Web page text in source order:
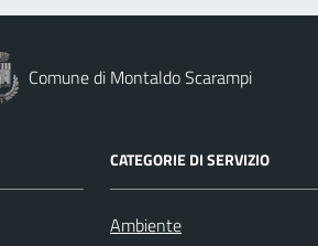
Comune di Montaldo Scarampi
CATEGORIE DI SERVIZIO
Ambiente